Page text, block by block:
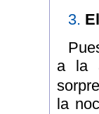
3.
a la
la